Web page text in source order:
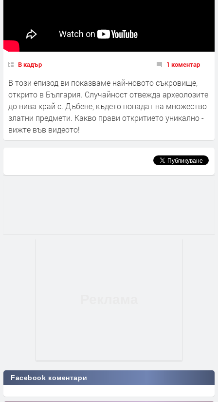
В кадър 1 коментар
В този епизод ви показваме най-новото съкровище,
открито в България. Случайност отвежда археолозите
до нива край с. Дъбене, където попадат на множество
златни предмети. Какво прави откритието уникално -
вижте във видеото!
Facebook коментари